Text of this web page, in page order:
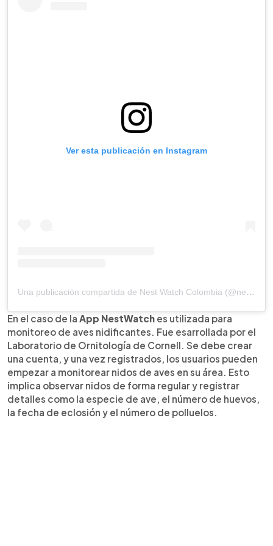
Ver esta publicación en Instagram
Una publicación compartida de Nest Watch Colombia (@nestwatchcolombia)
En el caso de la App NestWatch es utilizada para
monitoreo de aves nidificantes. Fue esarrollada por el
Laboratorio de Ornitología de Cornell. Se debe crear
una cuenta, y una vez registrados, los usuarios pueden
empezar a monitorear nidos de aves en su área. Esto
implica observar nidos de forma regular y registrar
detalles como la especie de ave, el número de huevos,
la fecha de eclosión y el número de polluelos.